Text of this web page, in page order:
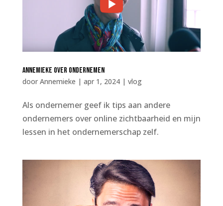
Annemieke over ondernemen
door Annemieke | apr 1, 2024| vlog
Als ondernemer geef ik tips aan andere
ondernemers over online zichtbaarheid en mijn
lessen in het ondernemerschap zelf.